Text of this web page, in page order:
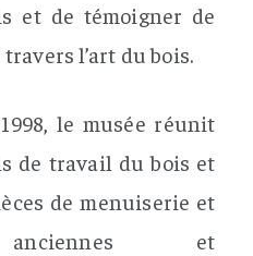
et de témoigner de
l’art du bois.
le musée réunit
de travail du bois et
de menuiserie et
anciennes et